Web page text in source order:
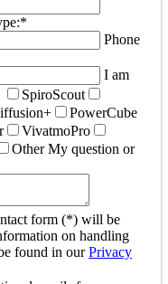
Phone
I am
SpiroScout
PowerCube
VivatmoPro
Other My question or
form (*) will be
on handling
found in ourPrivacy